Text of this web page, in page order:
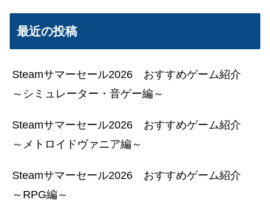
最近の投稿
Steamサマーセール2026 おすすめゲーム紹介
～シミュレーター・音ゲー編～
Steamサマーセール2026 おすすめゲーム紹介
～メトロイドヴァニア編～
Steamサマーセール2026 おすすめゲーム紹介
～RPG編～